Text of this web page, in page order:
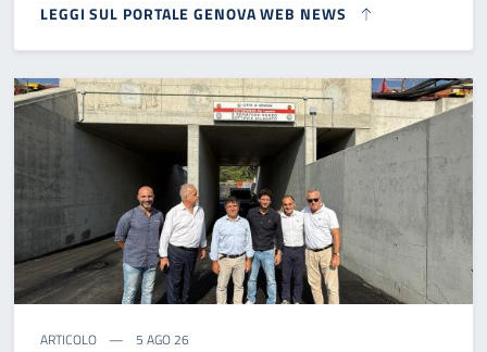
LEGGI SUL PORTALE GENOVA WEB NEWS
ARTICOLO 5 AGO 26